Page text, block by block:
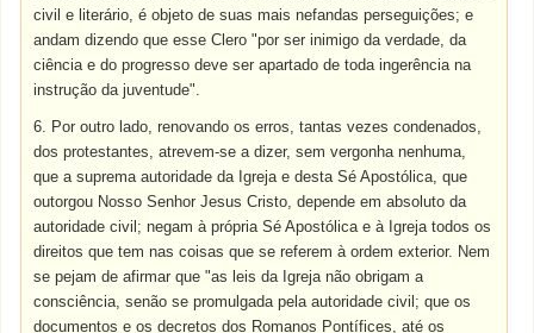
civil e literário, é objeto de suas mais nefandas perseguições; e
andam dizendo que esse Clero "por ser inimigo da verdade, da
ciência e do progresso deve ser apartado de toda ingerência na
instrução da juventude".
6. Por outro lado, renovando os erros, tantas vezes condenados,
dos protestantes, atrevem-se a dizer, sem vergonha nenhuma,
que a suprema autoridade da Igreja e desta Sé Apostólica, que
outorgou Nosso Senhor Jesus Cristo, depende em absoluto da
autoridade civil; negam à própria Sé Apostólica e à Igreja todos os
direitos que tem nas coisas que se referem à ordem exterior. Nem
se pejam de afirmar que "as leis da Igreja não obrigam a
consciência, senão se promulgada pela autoridade civil; que os
documentos e os decretos dos Romanos Pontífices, até os